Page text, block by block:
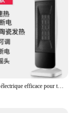
Chauffage électrique efficace pour toute la maison, mode tourisme, chauffage de grande surface, caractéristiques d'économie d'énergie, 220V